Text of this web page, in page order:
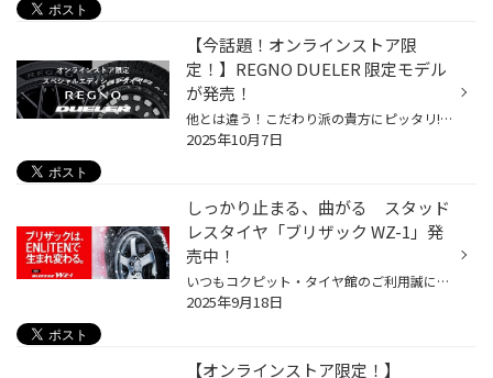
【今話題！オンラインストア限
定！】REGNO DUELER 限定モデル
が発売！
他とは違う！こだわり派の貴方にピッタリ!!ブリヂストンタイヤオンラインストア限定モデルが登場！ いつも当店をご利用いただき誠にありがとうございます。 今回は、、、REGNO GR-XⅢとDUELERの大人気商品に、 ”ブリヂストンタイヤオンラインストア限定モデル”が新登場！ 他では買えない、味わえない...
2025年10月7日
しっかり止まる、曲がる スタッド
レスタイヤ「ブリザック WZ-1」発
売中！
いつもコクピット・タイヤ館のご利用誠にありがとうございます。 今回は、9月より発売となった、商品設計基盤技術「ENLITEN」を搭載した, 乗用車用スタッドレスタイヤ「BLIZZAK WZ-1」についてご紹介いたします。 冬道の安心・安全を支える3つの特徴 しっかり止まる、曲がる「ブリザックWZ-1」の製...
2025年9月18日
【オンラインストア限定！】